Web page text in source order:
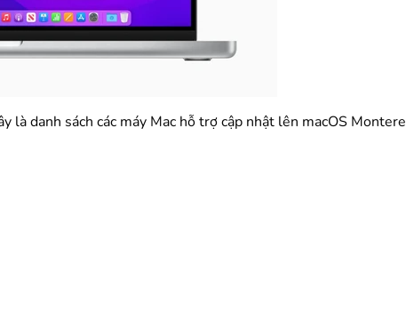
là danh sách các máy Mac hỗ trợ cập nhật lên macOS